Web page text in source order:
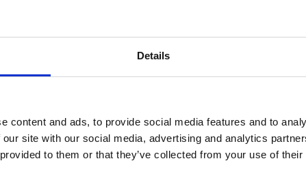
Details
content and ads, to provide social media features and to
site with our social media, advertising and analytics
to them or that they’ve collected from your use of
didinimo
Neturint aiškių duomenų apie tai, kada
pastangos grindžiamos spėjimais.
Suderinus operatoriaus užimtumą
nebus palikta nenaudojama dėl
ir pasiruošimo bei perėjimo nuo vieno